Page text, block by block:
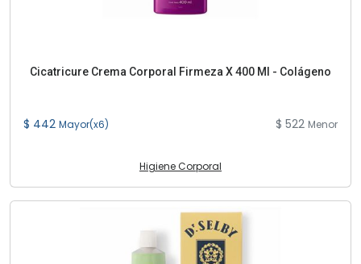
Cicatricure Crema Corporal Firmeza X 400 Ml - Colágeno
$ 442 Mayor(x6) $ 522 Menor
Higiene Corporal